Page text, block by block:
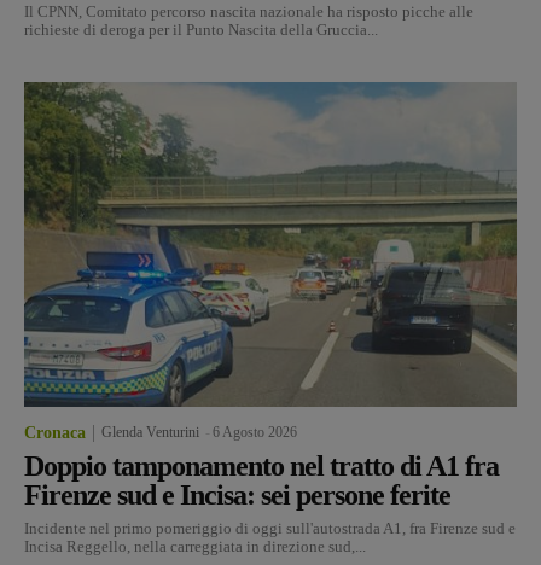
Il CPNN, Comitato percorso nascita nazionale ha risposto picche alle
richieste di deroga per il Punto Nascita della Gruccia...
Cronaca Glenda Venturini 6 Agosto 2026
Doppio tamponamento nel tratto di A1 fra
Firenze sud e Incisa: sei persone ferite
Incidente nel primo pomeriggio di oggi sull'autostrada A1, fra Firenze sud e
Incisa Reggello, nella carreggiata in direzione sud,...